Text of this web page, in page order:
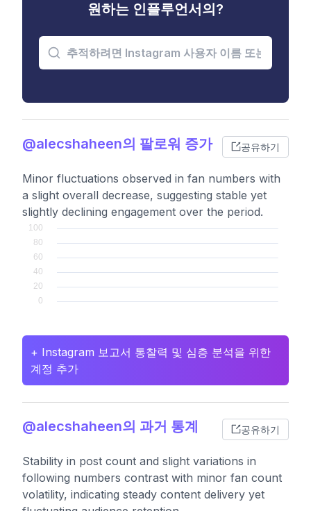
원하는 인플루언서의?
@alecshaheen의 팔로워 증가 공유하기
Minor fluctuations observed in fan numbers with
a slight overall decrease, suggesting stable yet
slightly declining engagement over the period.
+ Instagram 보고서 통찰력 및 심층 분석을 위한
계정 추가
@alecshaheen의 과거 통계 공유하기
Stability in post count and slight variations in
following numbers contrast with minor fan count
volatility, indicating steady content delivery yet